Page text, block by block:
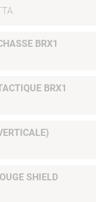
BRX1
BRX1
SHIELD